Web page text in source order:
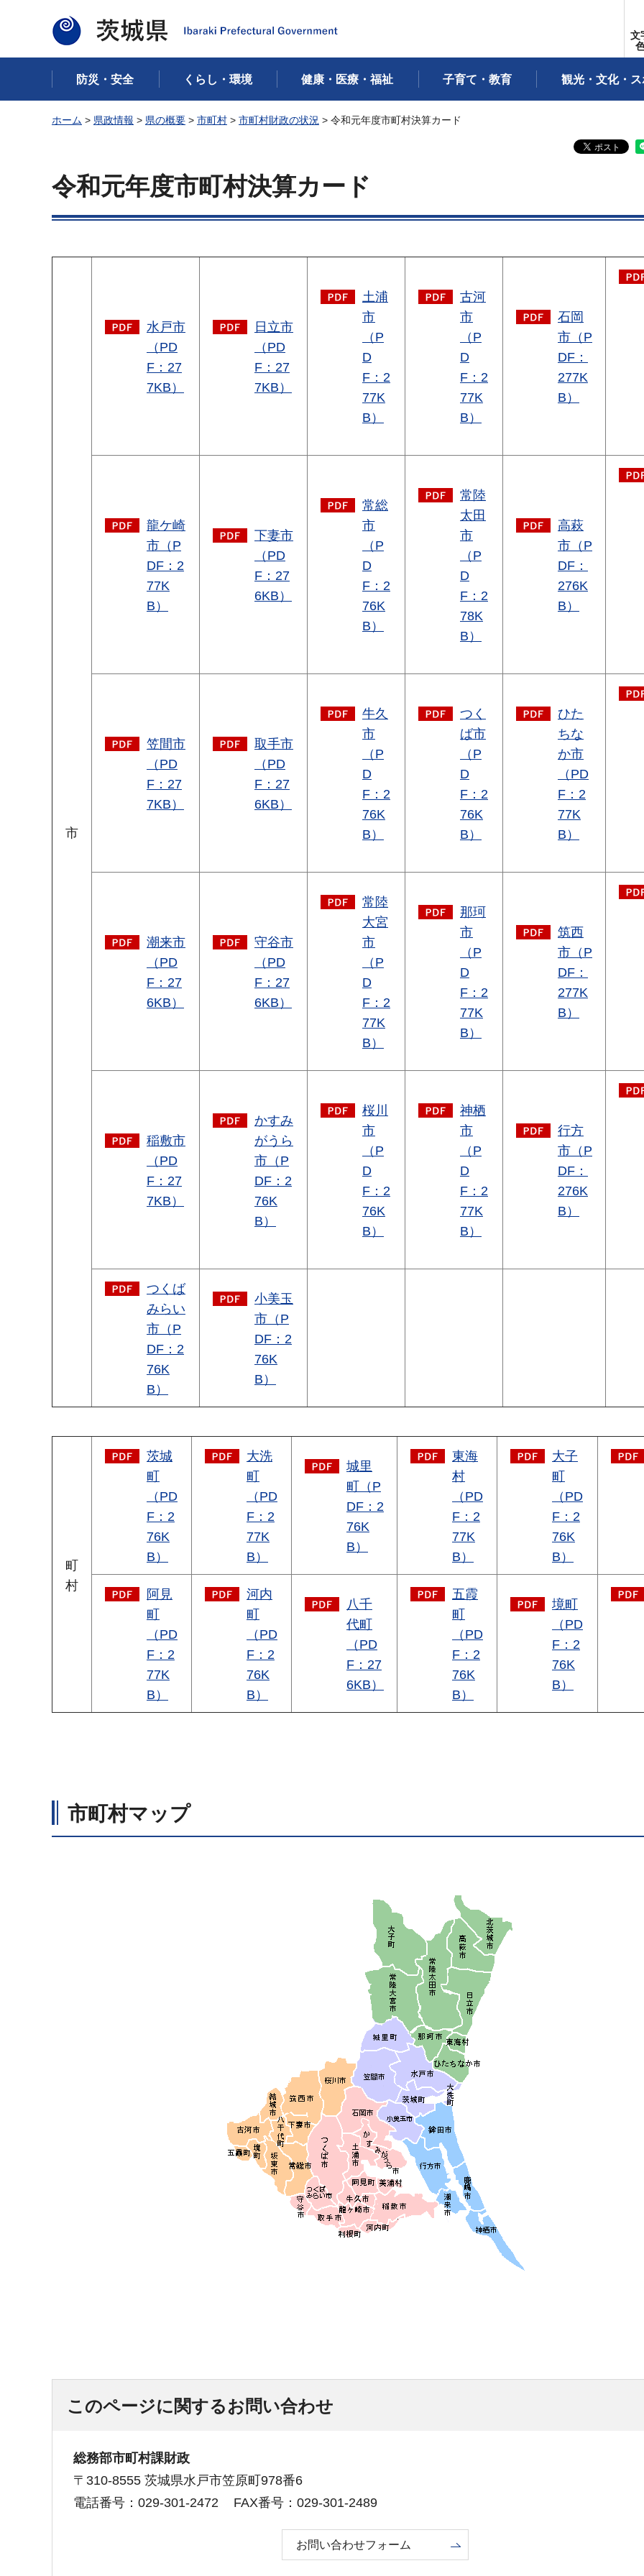
茨城県
文
防災・安全 くらし・環境 健康・医療・福祉 子育て・教育 観光・文化・ス
ホーム > 県政情報 > 県の概要 > 市町村 > 市町村財政の状況 > 令和元年度市町村決算カード
令和元年度市町村決算カード
市
水戸市
（PD
F：27
7KB）
日立市
（PD
F：27
7KB）
土浦
市
（P
D
F：2
77K
B）
古河
市
（P
D
F：2
77K
B）
石岡
市（P
DF：
277K
B）
龍ケ崎
市（P
DF：2
77K
B）
下妻市
（PD
F：27
6KB）
常総
市
（P
D
F：2
76K
B）
常陸
太田
市
（P
D
F：2
78K
B）
高萩
市（P
DF：
276K
B）
笠間市
（PD
F：27
7KB）
取手市
（PD
F：27
6KB）
牛久
市
（P
D
F：2
76K
B）
つく
ば市
（P
D
F：2
76K
B）
ひた
ちな
か市
（PD
F：2
77K
B）
潮来市
（PD
F：27
6KB）
守谷市
（PD
F：27
6KB）
常陸
大宮
市
（P
D
F：2
77K
B）
那珂
市
（P
D
F：2
77K
B）
筑西
市（P
DF：
277K
B）
稲敷市
（PD
F：27
7KB）
かすみ
がうら
市（P
DF：2
76K
B）
桜川
市
（P
D
F：2
76K
B）
神栖
市
（P
D
F：2
77K
B）
行方
市（P
DF：
276K
B）
つくば
みらい
市（P
DF：2
76K
B）
小美玉
市（P
DF：2
76K
B）
町
村
茨城
町
（PD
F：2
76K
B）
大洗
町
（PD
F：2
77K
B）
城里
町（P
DF：2
76K
B）
東海
村
（PD
F：2
77K
B）
大子
町
（PD
F：2
76K
B）
阿見
町
（PD
F：2
77K
B）
河内
町
（PD
F：2
76K
B）
八千
代町
（PD
F：27
6KB）
五霞
町
（PD
F：2
76K
B）
境町
（PD
F：2
76K
B）
市町村マップ
このページに関するお問い合わせ
総務部市町村課財政
〒310-8555 茨城県水戸市笠原町978番6
電話番号：029-301-2472
FAX番号：029-301-2489
お問い合わせフォーム